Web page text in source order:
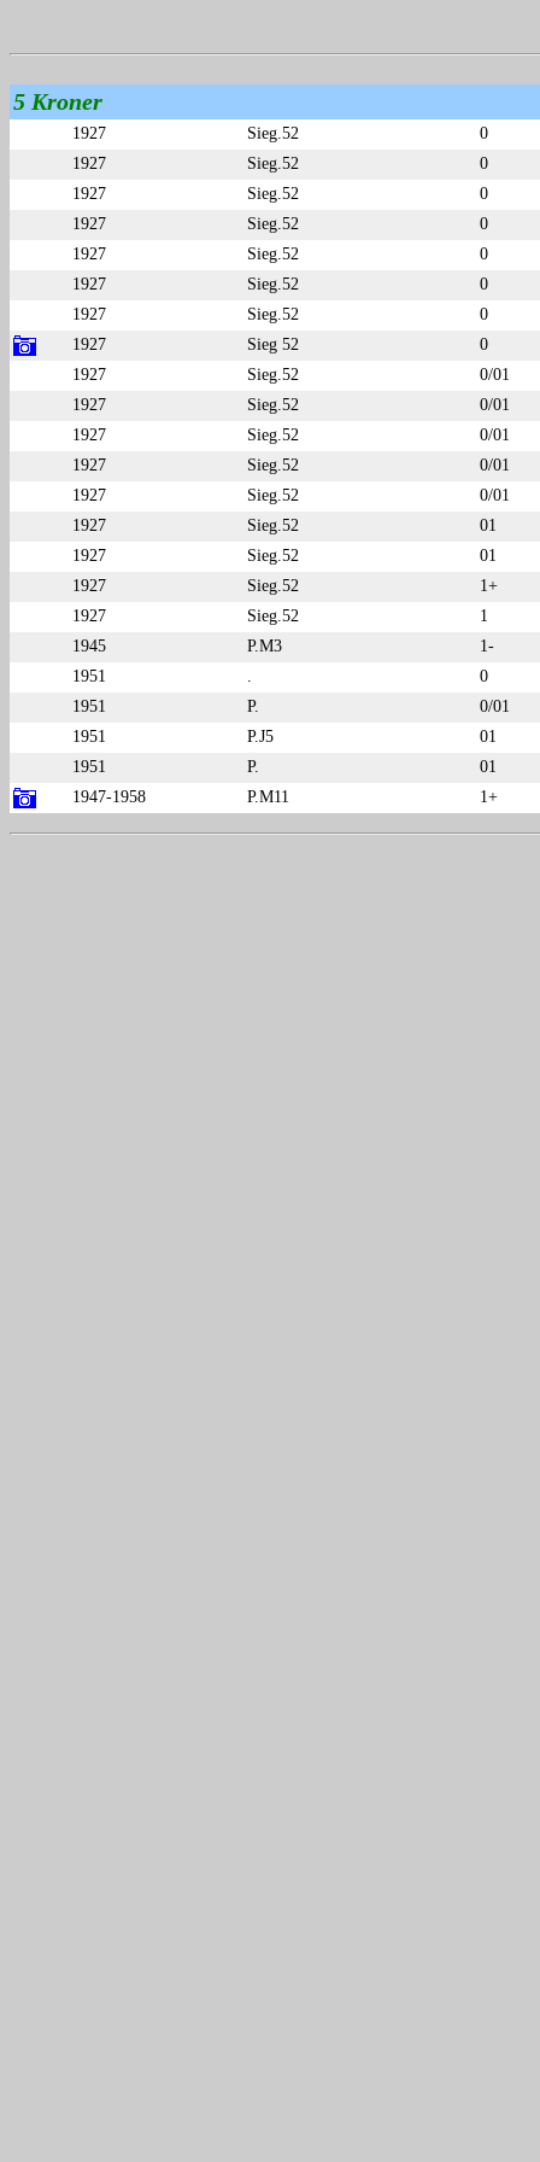
5 Kroner
1927 Sieg.52
0
1927
Sieg.52
0
1927
Sieg.52
0
1927
Sieg.52
0
1927
Sieg.52
0
1927
Sieg.52
0
1927
Sieg.52
0
1927
Sieg 52
0
1927
Sieg.52
0/01
1927
Sieg.52
0/01
1927
Sieg.52
0/01
1927
Sieg.52
0/01
1927
Sieg.52
0/01
1927
Sieg.52
01
1927
Sieg.52
01
1927
Sieg.52
1+
1927
Sieg.52
1
1945
P.M3
1-
1951
0
1951
P.
0/01
1951
P.J5
01
1951
P.
01
1947-1958
P.M11 1+